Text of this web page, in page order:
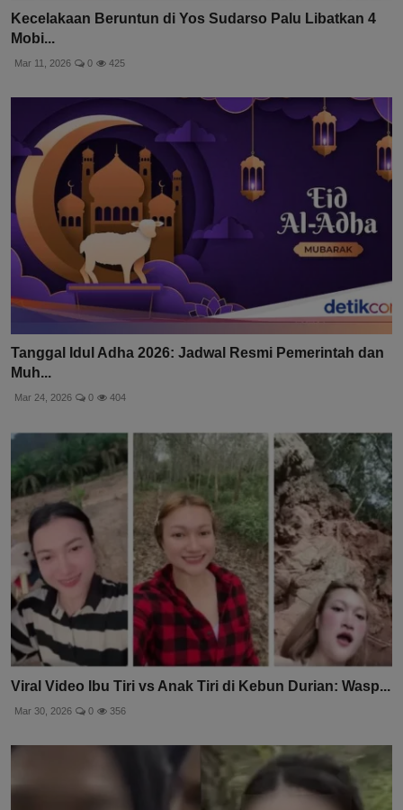
Kecelakaan Beruntun di Yos Sudarso Palu Libatkan 4
Mobi...
Mar 11, 2026 0 425
Tanggal Idul Adha 2026: Jadwal Resmi Pemerintah dan
Muh...
Mar 24, 2026 0 404
Viral Video Ibu Tiri vs Anak Tiri di Kebun Durian: Wasp...
Mar 30, 2026 0 356